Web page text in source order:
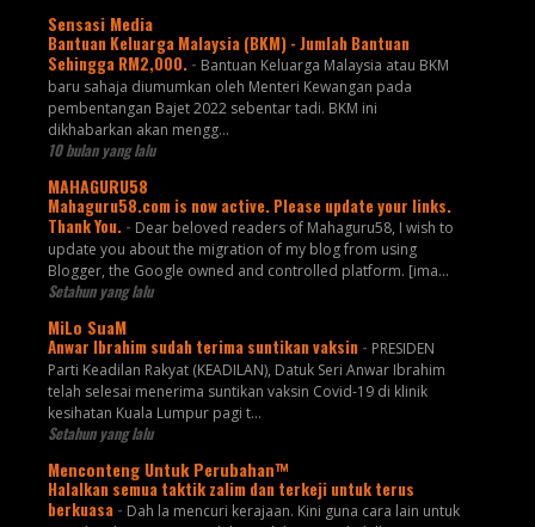
Sensasi Media
Bantuan Keluarga Malaysia (BKM) - Jumlah Bantuan
Sehingga RM2,000. - Bantuan Keluarga Malaysia atau BKM
baru sahaja diumumkan oleh Menteri Kewangan pada
pembentangan Bajet 2022 sebentar tadi. BKM ini
dikhabarkan akan mengg...
10 bulan yang lalu
MAHAGURU58
Mahaguru58.com is now active. Please update your links.
Thank You. - Dear beloved readers of Mahaguru58, I wish to
update you about the migration of my blog from using
Blogger, the Google owned and controlled platform. [ima...
Setahun yang lalu
MiLo SuaM
Anwar Ibrahim sudah terima suntikan vaksin - PRESIDEN
Parti Keadilan Rakyat (KEADILAN), Datuk Seri Anwar Ibrahim
telah selesai menerima suntikan vaksin Covid-19 di klinik
kesihatan Kuala Lumpur pagi t...
Setahun yang lalu
Menconteng Untuk Perubahan™
Halalkan semua taktik zalim dan terkeji untuk terus
berkuasa - Dah la mencuri kerajaan. Kini guna cara lain untuk